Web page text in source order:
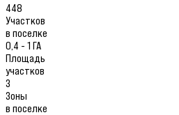
448
Участков
в поселке
0,4 - 1 ГА
Площадь
участков
3
Зоны
в поселке